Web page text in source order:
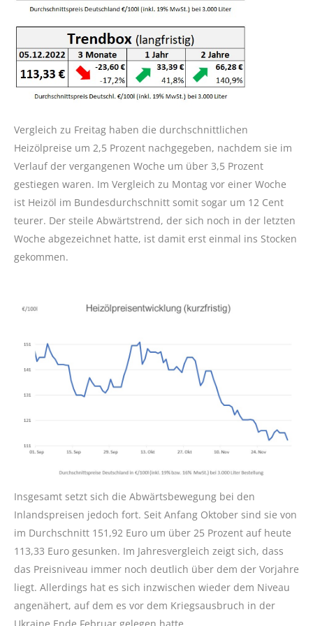
Vergleich zu Freitag haben die durchschnittlichen
Heizölpreise um 2,5 Prozent nachgegeben, nachdem sie im
Verlauf der vergangenen Woche um über 3,5 Prozent
gestiegen waren. Im Vergleich zu Montag vor einer Woche
ist Heizöl im Bundesdurchschnitt somit sogar um 12 Cent
teurer. Der steile Abwärtstrend, der sich noch in der letzten
Woche abgezeichnet hatte, ist damit erst einmal ins Stocken
gekommen.
Insgesamt setzt sich die Abwärtsbewegung bei den
Inlandspreisen jedoch fort. Seit Anfang Oktober sind sie von
im Durchschnitt 151,92 Euro um über 25 Prozent auf heute
113,33 Euro gesunken. Im Jahresvergleich zeigt sich, dass
das Preisniveau immer noch deutlich über dem der Vorjahre
liegt. Allerdings hat es sich inzwischen wieder dem Niveau
angenähert, auf dem es vor dem Kriegsausbruch in der